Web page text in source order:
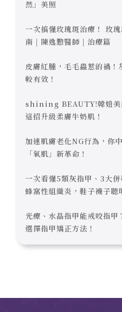
然」美照
一次搞懂玫瑰斑治療！ 玫
南 | 陳逸懃醫師 | 治療篇
皮膚紅腫，毛毛蟲惹的禍
較有效！
shining BEAUTY!韓妞美
這招升級柔膚牛奶肌！
加速肌膚老化NG行為，你
「氧肌」新革命！
一次看懂5類灰指甲、3大併
蜂窩性組織炎，鞋子襪子聰
光療、水晶指甲能戒咬指甲
選擇指甲矯正方法！